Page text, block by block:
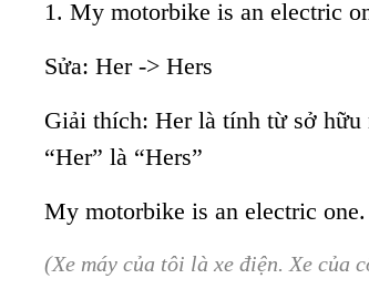
1. My motorbike is an electric
Sửa: Her -> Hers
Giải thích: Her là tính từ sở hữu
“Her” là “Hers”
My motorbike is an electric
(Xe máy của tôi là xe điện. Xe của